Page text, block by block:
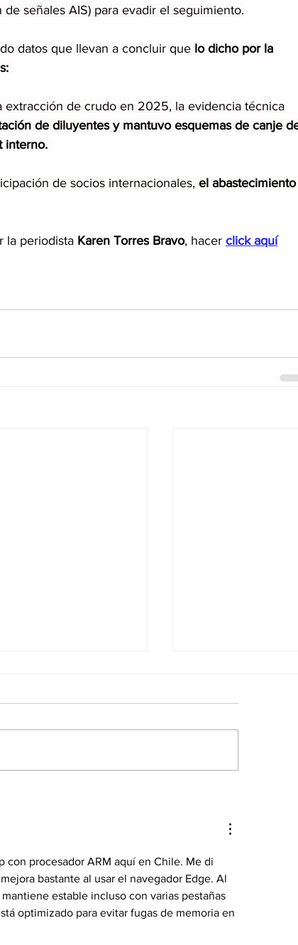
señales AIS) para evadir el seguimiento.
datos que llevan a concluir que lo dicho por la
de crudo en 2025, la evidencia técnica
de diluyentes y mantuvo esquemas de canje
interno.
de socios internacionales, el
la periodista Karen Torres Bravo, hacer click aquí
procesador ARM aquí en Chile. Me di
bastante al usar el navegador Edge. Al
estable incluso con varias pestañas
optimizado para evitar fugas de memoria en